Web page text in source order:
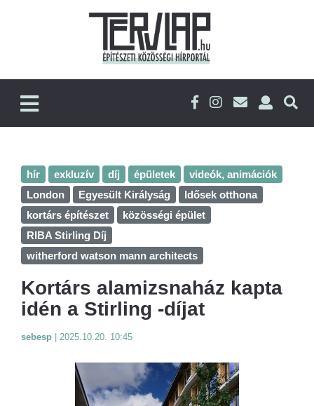
hír exkluzív díj épületek
videók, animációk
London
Egyesült Királyság
Idősek otthona
kortárs építészet
közösségi épület
RIBA Stirling Díj
witherford watson mann architects
Kortárs alamizsnaház kapta
idén a Stirling -díjat
sebesp 2025.10.20. 10:45